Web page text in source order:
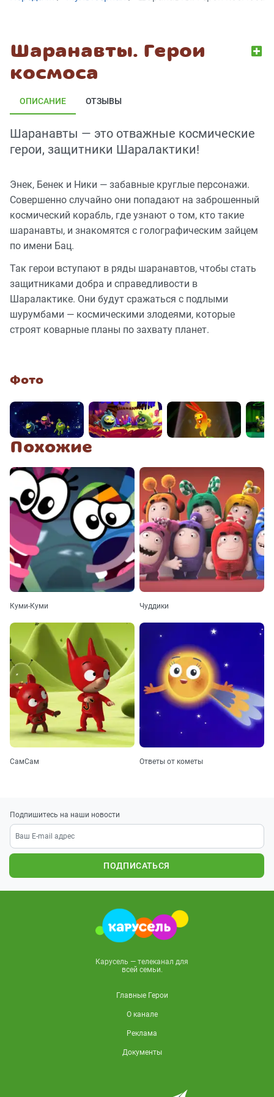
Шаранавты. Герои
космоса
ОПИСАНИЕ ОТЗЫВЫ
Шаранавты — это отважные космические
герои, защитники Шаралактики!
Энек, Бенек и Ники — забавные круглые персонажи.
Совершенно случайно они попадают на заброшенный
космический корабль, где узнают о том, кто такие
шаранавты, и знакомятся с голографическим зайцем
по имени Бац.
Так герои вступают в ряды шаранавтов, чтобы стать
защитниками добра и справедливости в
Шаралактике. Они будут сражаться с подлыми
шурумбами — космическими злодеями, которые
строят коварные планы по захвату планет.
Фото
Похожие
Куми-Куми Чуддики
СамСам Ответы от кометы
Подпишитесь на наши новости
ПОДПИСАТЬСЯ
Карусель — телеканал для
всей семьи.
Главные Герои
О канале
Реклама
Документы